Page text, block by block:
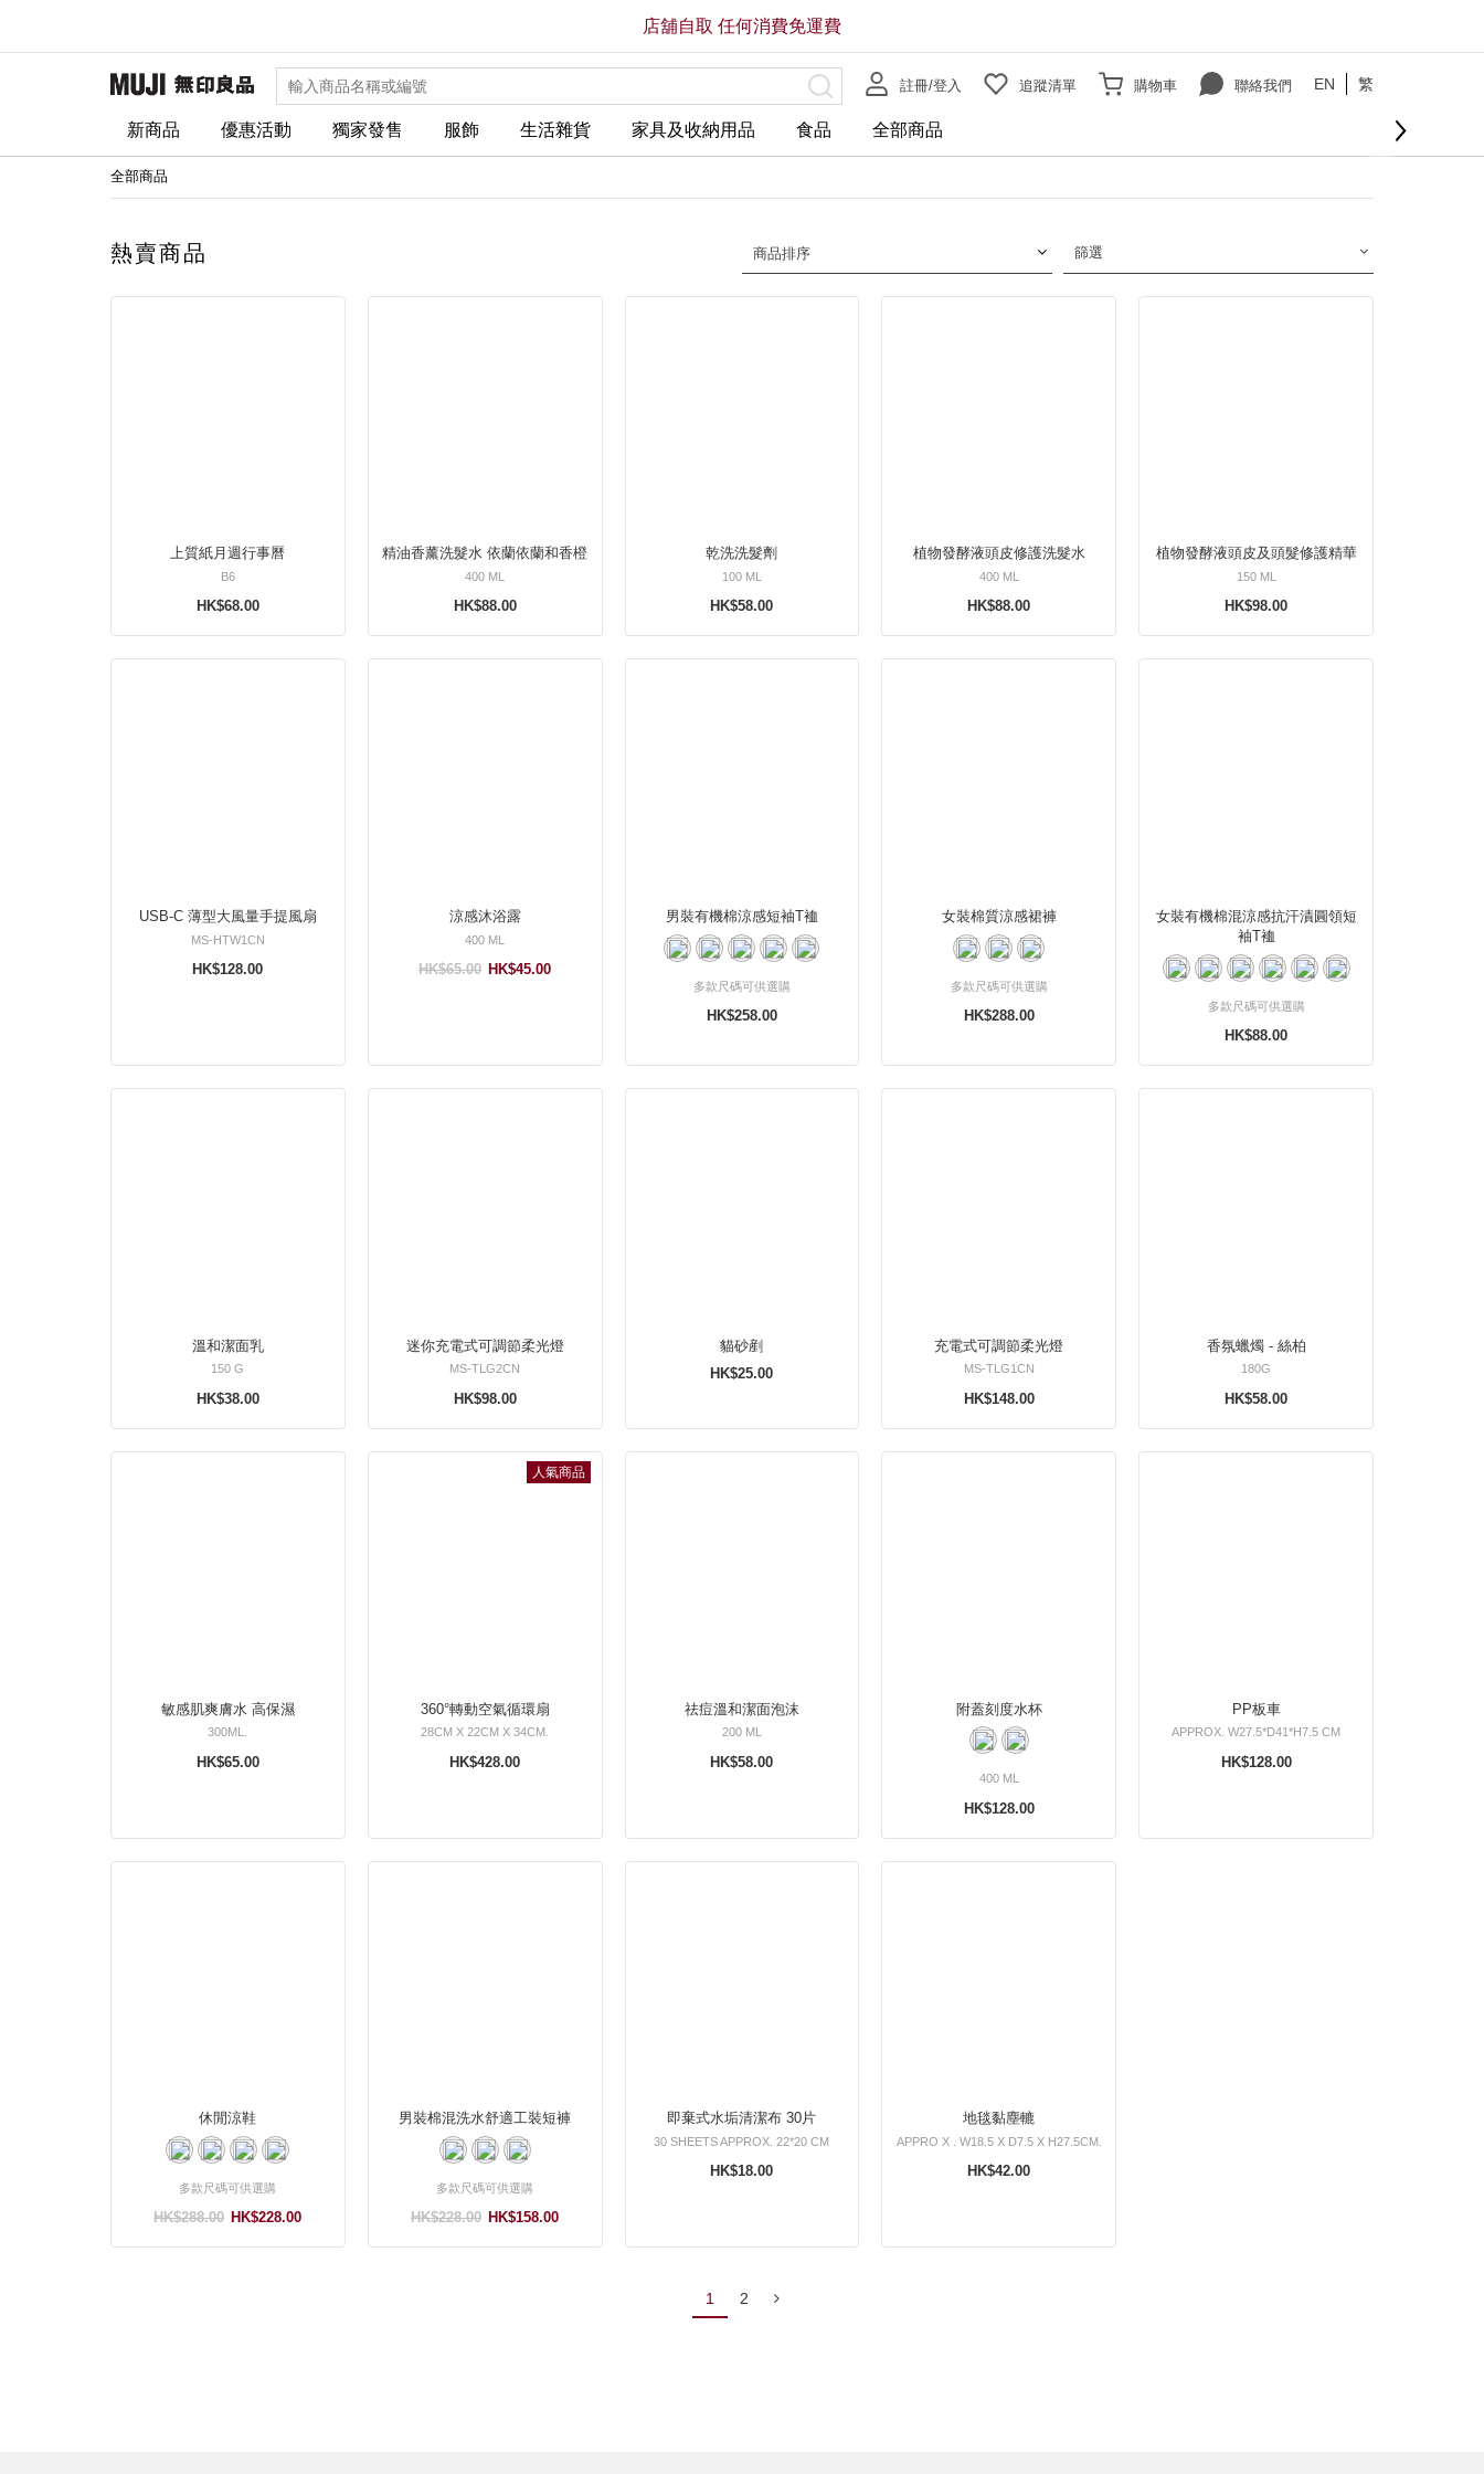
註冊/登入 追蹤清單 購物車 聯絡我們 EN 繁
新商品 優惠活動 獨家發售 服飾 生活雜貨 家具及收納用品 食品 全部商品
店舖自取 任何消費免運費
全部商品
熱賣商品 商品排序 篩選
上質紙月週行事曆
B6
HK$68.00
精油香薰洗髮水 依蘭依蘭和香橙
400 ML
HK$88.00
乾洗洗髮劑
100 ML
HK$58.00
植物發酵液頭皮修護洗髮水
400 ML
HK$88.00
植物發酵液頭皮及頭髮修護精華
150 ML
HK$98.00
USB-C 薄型大風量手提風扇
MS-HTW1CN
HK$128.00
涼感沐浴露
400 ML
HK$45.00
HK$65.00
男裝有機棉涼感短袖T裇
多款尺碼可供選購
HK$258.00
女裝棉質涼感裙褲
多款尺碼可供選購
HK$288.00
女裝有機棉混涼感抗汗漬圓領短
袖T裇
多款尺碼可供選購
HK$88.00
溫和潔面乳
150 G
HK$38.00
迷你充電式可調節柔光燈
MS-TLG2CN
HK$98.00
貓砂剷
HK$25.00
充電式可調節柔光燈
MS-TLG1CN
HK$148.00
香氛蠟燭 - 絲柏
180G
HK$58.00
敏感肌爽膚水 高保濕
300ML.
HK$65.00
人氣商品
360°轉動空氣循環扇
28CM X 22CM X 34CM.
HK$428.00
祛痘溫和潔面泡沫
200 ML
HK$58.00
附蓋刻度水杯
400 ML
HK$128.00
PP板車
APPROX. W27.5*D41*H7.5 CM
HK$128.00
休閒涼鞋
多款尺碼可供選購
HK$228.00
HK$288.00
男裝棉混洗水舒適工裝短褲
多款尺碼可供選購
HK$158.00
HK$228.00
即棄式水垢清潔布 30片
30 SHEETS APPROX. 22*20 CM
HK$18.00
地毯黏塵轆
APPRO X . W18.5 X D7.5 X H27.5CM.
HK$42.00
1 2